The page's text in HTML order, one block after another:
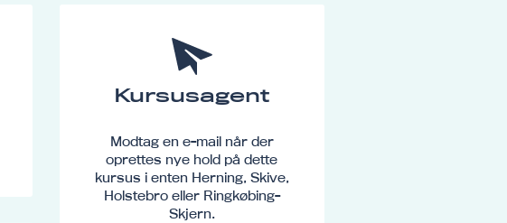
Kursusagent
Modtag en e-mail når der
oprettes nye hold på dette
kursus i enten Herning, Skive,
Holstebro eller Ringkøbing-
Skjern.